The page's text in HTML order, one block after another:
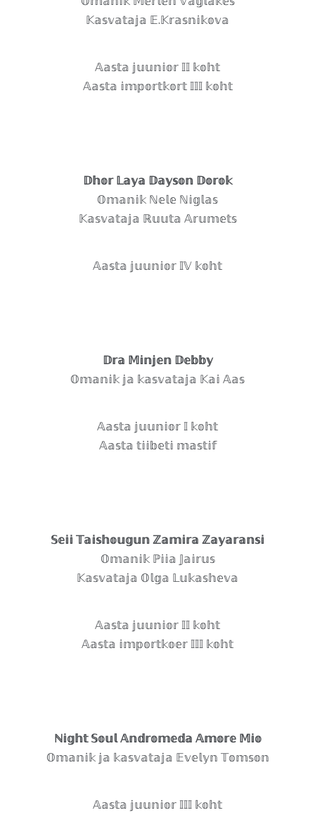
𝕂𝕒𝕤𝕧𝕒𝕥𝕒𝕛𝕒 𝔼.𝕂𝕣𝕒𝕤𝕟𝕚𝕜𝕠𝕧𝕒
𝔸𝕒𝕤𝕥𝕒 𝕛𝕦𝕦𝕟𝕚𝕠𝕣 𝕀𝕀 𝕜𝕠𝕙𝕥
𝔸𝕒𝕤𝕥𝕒 𝕚𝕞𝕡𝕠𝕣𝕥𝕜𝕠𝕣𝕥 𝕀𝕀𝕀 𝕜𝕠𝕙𝕥
𝔻𝕙𝕠𝕣 𝕃𝕒𝕪𝕒 𝔻𝕒𝕪𝕤𝕠𝕟 𝔻𝕠𝕣𝕠𝕜
𝕆𝕞𝕒𝕟𝕚𝕜 ℕ𝕖𝕝𝕖 ℕ𝕚𝕘𝕝𝕒𝕤
𝕂𝕒𝕤𝕧𝕒𝕥𝕒𝕛𝕒 ℝ𝕦𝕦𝕥𝕒 𝔸𝕣𝕦𝕞𝕖𝕥𝕤
𝔸𝕒𝕤𝕥𝕒 𝕛𝕦𝕦𝕟𝕚𝕠𝕣 𝕀𝕍 𝕜𝕠𝕙𝕥
𝔻𝕣𝕒 𝕄𝕚𝕟𝕛𝕖𝕟 𝔻𝕖𝕓𝕓𝕪
𝕆𝕞𝕒𝕟𝕚𝕜 𝕛𝕒 𝕜𝕒𝕤𝕧𝕒𝕥𝕒𝕛𝕒 𝕂𝕒𝕚 𝔸𝕒𝕤
𝔸𝕒𝕤𝕥𝕒 𝕛𝕦𝕦𝕟𝕚𝕠𝕣 𝕀 𝕜𝕠𝕙𝕥
𝔸𝕒𝕤𝕥𝕒 𝕥𝕚𝕚𝕓𝕖𝕥𝕚 𝕞𝕒𝕤𝕥𝕚𝕗
𝕊𝕖𝕚𝕚 𝕋𝕒𝕚𝕤𝕙𝕠𝕦𝕘𝕦𝕟 ℤ𝕒𝕞𝕚𝕣𝕒 ℤ𝕒𝕪𝕒𝕣𝕒𝕟𝕤𝕚
𝕆𝕞𝕒𝕟𝕚𝕜 ℙ𝕚𝕚𝕒 𝕁𝕒𝕚𝕣𝕦𝕤
𝕂𝕒𝕤𝕧𝕒𝕥𝕒𝕛𝕒 𝕆𝕝𝕘𝕒 𝕃𝕦𝕜𝕒𝕤𝕙𝕖𝕧𝕒
𝔸𝕒𝕤𝕥𝕒 𝕛𝕦𝕦𝕟𝕚𝕠𝕣 𝕀𝕀 𝕜𝕠𝕙𝕥
𝔸𝕒𝕤𝕥𝕒 𝕚𝕞𝕡𝕠𝕣𝕥𝕜𝕠𝕖𝕣 𝕀𝕀𝕀 𝕜𝕠𝕙𝕥
ℕ𝕚𝕘𝕙𝕥 𝕊𝕠𝕦𝕝 𝔸𝕟𝕕𝕣𝕠𝕞𝕖𝕕𝕒 𝔸𝕞𝕠𝕣𝕖 𝕄𝕚𝕠
𝕆𝕞𝕒𝕟𝕚𝕜 𝕛𝕒 𝕜𝕒𝕤𝕧𝕒𝕥𝕒𝕛𝕒 𝔼𝕧𝕖𝕝𝕪𝕟 𝕋𝕠𝕞𝕤𝕠𝕟
𝔸𝕒𝕤𝕥𝕒 𝕛𝕦𝕦𝕟𝕚𝕠𝕣 𝕀𝕀𝕀 𝕜𝕠𝕙𝕥